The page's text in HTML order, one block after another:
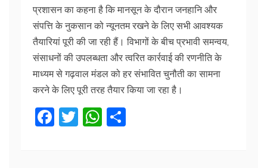
प्रशासन का कहना है कि मानसून के दौरान जनहानि और
संपत्ति के नुकसान को न्यूनतम रखने के लिए सभी आवश्यक
तैयारियां पूरी की जा रही हैं। विभागों के बीच प्रभावी समन्वय,
संसाधनों की उपलब्धता और त्वरित कार्रवाई की रणनीति के
माध्यम से गढ़वाल मंडल को हर संभावित चुनौती का सामना
करने के लिए पूरी तरह तैयार किया जा रहा है।
F
T
W